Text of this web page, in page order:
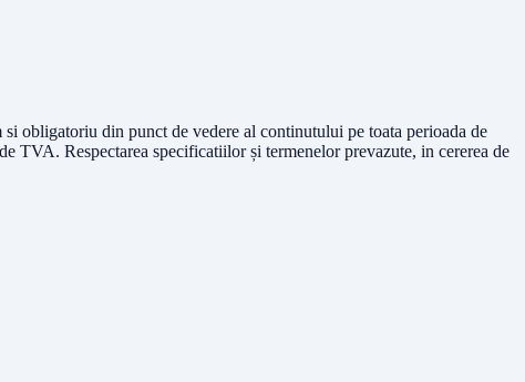
si obligatoriu din punct de vedere al continutului pe toata perioada de
TVA. Respectarea specificatiilor și termenelor prevazute, in cererea de